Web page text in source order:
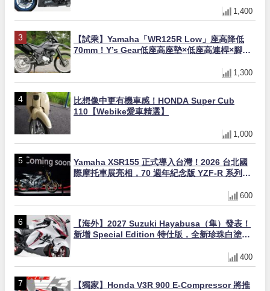
1,400
【試乘】Yamaha「WR125R Low」座高降低
70mm！Y’s Gear低座高座墊×低座高連桿×腳踏
1,300
比想像中更有機車感！HONDA Super Cub
110【Webike愛車精選】
1,000
Yamaha XSR155 正式導入台灣！2026 台北國
際摩托車展亮相，70 週年紀念版 YZF-R 系列限
600
【海外】2027 Suzuki Hayabusa（隼）發表！
新增 Special Edition 特仕版，全新珍珠白塗裝
400
【獨家】Honda V3R 900 E-Compressor 將推